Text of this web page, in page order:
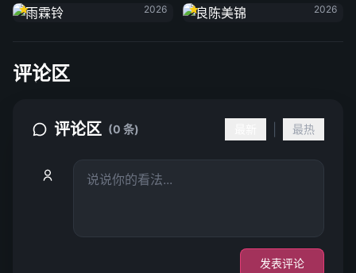
2026
2026
评论区
评论区 (0 条) 最热
发表评论